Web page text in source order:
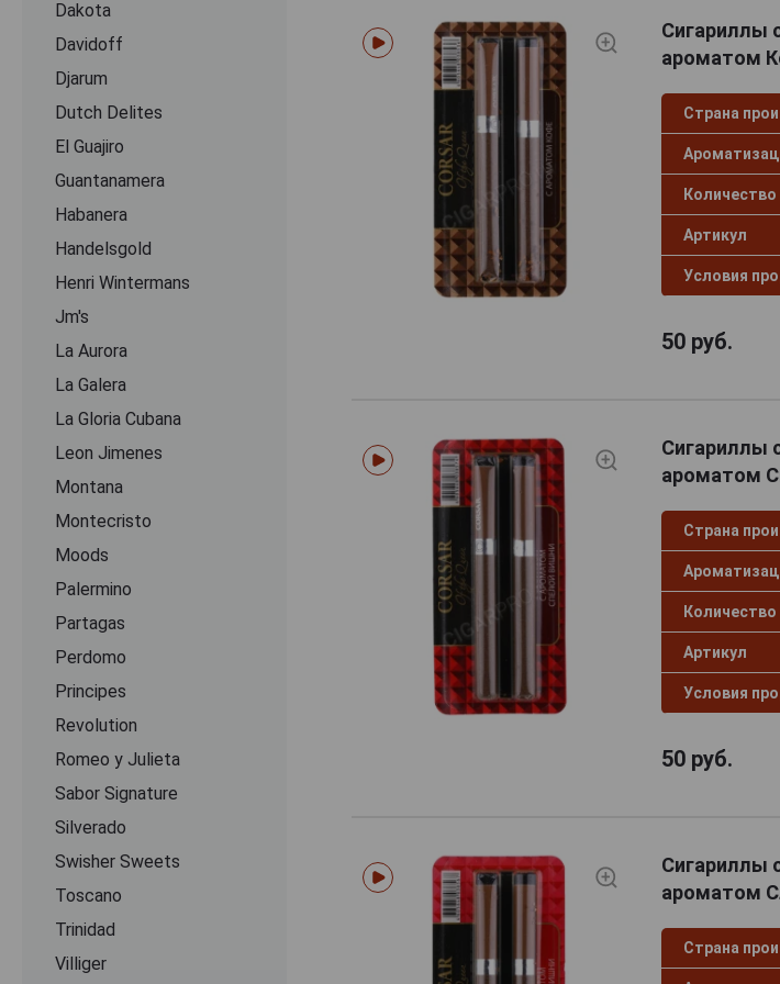
Dakota
Davidoff
Djarum
Dutch Delites
El Guajiro
Guantanamera
Habanera
Handelsgold
Henri Wintermans
Jm's
La Aurora
La Galera
La Gloria Cubana
Leon Jimenes
Montana
Montecristo
Moods
Palermino
Partagas
Perdomo
Principes
Revolution
Romeo y Julieta
Sabor Signature
Silverado
Swisher Sweets
Toscano
Trinidad
Villiger
Сигариллы
ароматом
Страна
Количество
Артикул
Условия
50руб.
Сигариллы
ароматом
Страна
Количество
Артикул
Условия
50руб.
Сигариллы
ароматом
Страна